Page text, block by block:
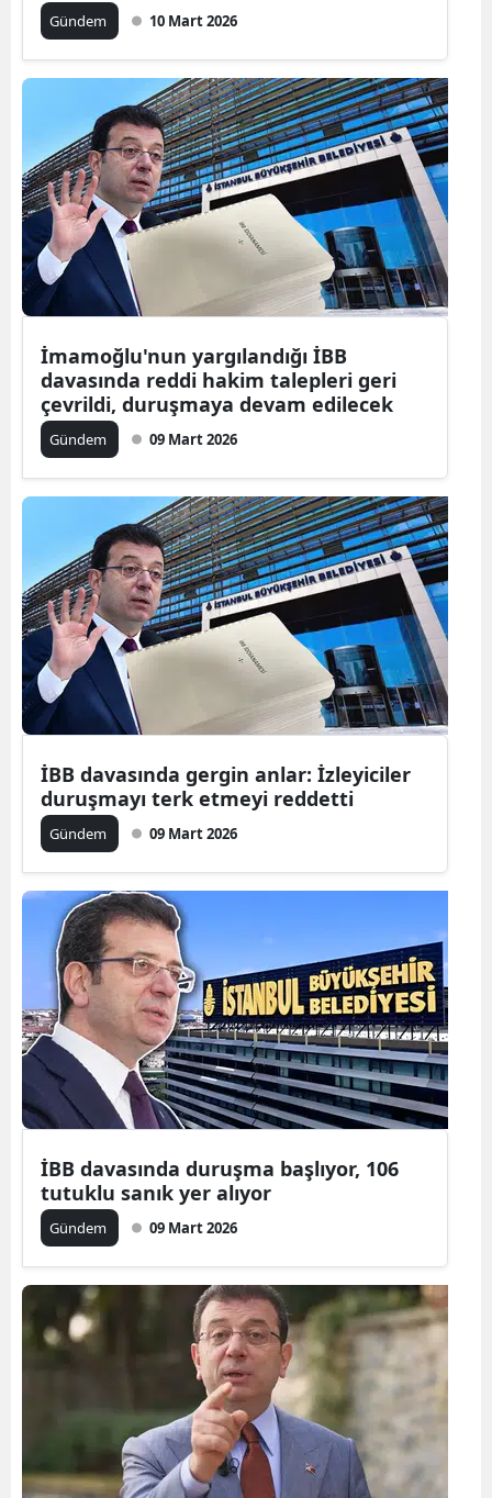
Gündem 10 Mart 2026
İmamoğlu'nun yargılandığı İBB
davasında reddi hakim talepleri geri
çevrildi, duruşmaya devam edilecek
Gündem 09 Mart 2026
İBB davasında gergin anlar: İzleyiciler
duruşmayı terk etmeyi reddetti
Gündem 09 Mart 2026
İBB davasında duruşma başlıyor, 106
tutuklu sanık yer alıyor
Gündem 09 Mart 2026